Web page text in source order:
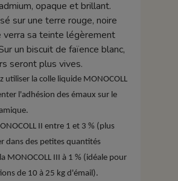
opaque et brillant.
sur une terre rouge, noire
verra sa teinte légèrement
un biscuit de faïence blanc,
seront plus vives.
utiliser la colle liquide MONOCOLL
l'adhésion des émaux sur le
II entre 1 et 3 % (plus
dans des petites quantités
MONOCOLL III à 1 % (idéale pour
de 10 à 25 kg d'émail).